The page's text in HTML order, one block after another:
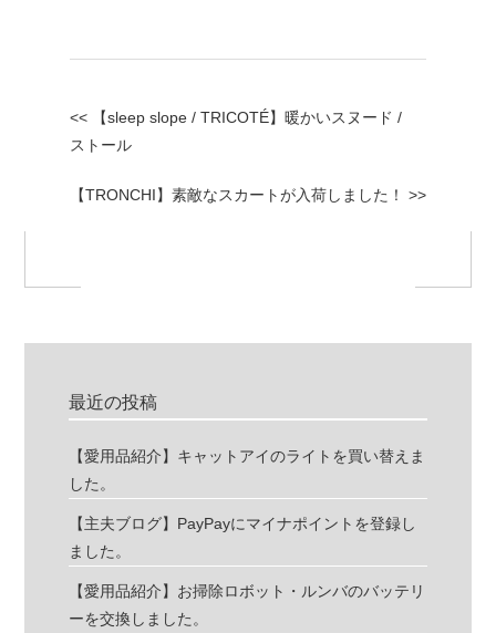
<< 【sleep slope / TRICOTÉ】暖かいスヌード /
ストール
【TRONCHI】素敵なスカートが入荷しました！ >>
最近の投稿
【愛用品紹介】キャットアイのライトを買い替えま
した。
【主夫ブログ】PayPayにマイナポイントを登録し
ました。
【愛用品紹介】お掃除ロボット・ルンバのバッテリ
ーを交換しました。